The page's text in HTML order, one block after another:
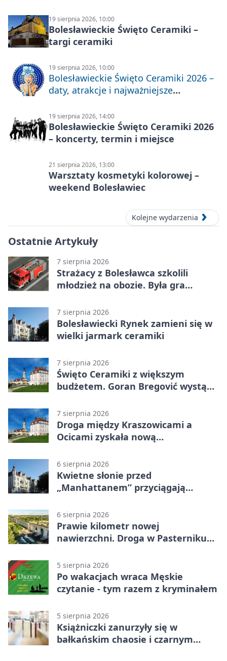
19 sierpnia 2026, 10:00
Bolesławieckie Święto Ceramiki –
targi ceramiki
19 sierpnia 2026, 10:00
Bolesławieckie Święto Ceramiki 2026 –
daty, atrakcje i najważniejsze
19 sierpnia 2026, 14:00
Bolesławieckie Święto Ceramiki 2026
– koncerty, termin i miejsce
21 sierpnia 2026, 13:00
Warsztaty kosmetyki kolorowej –
weekend Bolesławiec
Kolejne wydarzenia
Ostatnie Artykuły
7 sierpnia 2026
Strażacy z Bolesławca szkolili
młodzież na obozie. Była gra
7 sierpnia 2026
Bolesławiecki Rynek zamieni się w
wielki jarmark ceramiki
7 sierpnia 2026
Święto Ceramiki z większym
budżetem. Goran Bregović wystąpi
7 sierpnia 2026
Droga między Kraszowicami a
Ocicami zyskała nową
6 sierpnia 2026
Kwietne słonie przed
„Manhattanem” przyciągają
6 sierpnia 2026
Prawie kilometr nowej
nawierzchni. Droga w Pasterniku
5 sierpnia 2026
Po wakacjach wraca Męskie
czytanie - tym razem z kryminałem
5 sierpnia 2026
Książniczki zanurzyły się w
bałkańskim chaosie i czarnym